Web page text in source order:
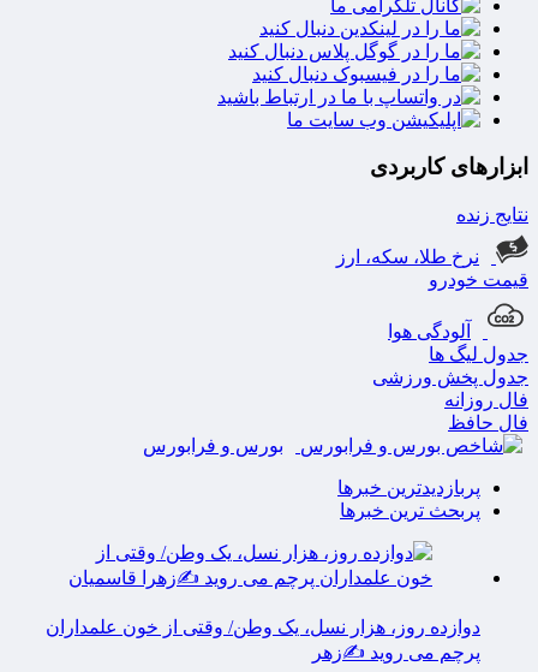
ابزارهای کاربردی
نتایج زنده
نرخ طلا، سکه، ارز
قیمت خودرو
آلودگی هوا
جدول لیگ ها
جدول پخش ورزشی
فال روزانه
فال حافظ
بورس و فرابورس
پربازدیدترین خبرها
پربحث ترین خبرها
دوازده روز، هزار نسل، یک وطن/ وقتی از خون علمداران
پرچم می روید ✍️زهر